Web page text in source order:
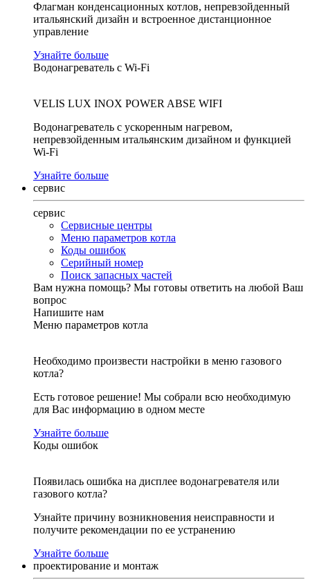
Флагман конденсационных котлов, непревзойденный
итальянский дизайн и встроенное дистанционное
управление
Узнайте больше
Водонагреватель с Wi-Fi
VELIS LUX INOX POWER ABSE WIFI
Водонагреватель с ускоренным нагревом,
непревзойденным итальянским дизайном и функцией
Wi-Fi
Узнайте больше
сервис
сервис
Сервисные центры
Меню параметров котла
Коды ошибок
Серийный номер
Поиск запасных частей
Вам нужна помощь? Мы готовы ответить на любой Ваш
вопрос
Напишите нам
Меню параметров котла
Необходимо произвести настройки в меню газового
котла?
Есть готовое решение! Мы собрали всю необходимую
для Вас информацию в одном месте
Узнайте больше
Коды ошибок
Появилась ошибка на дисплее водонагревателя или
газового котла?
Узнайте причину возникновения неисправности и
получите рекомендации по ее устранению
Узнайте больше
проектирование и монтаж